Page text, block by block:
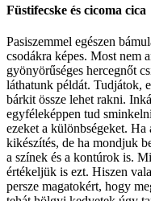
Füstifecske és cicoma cica
Pasiszemmel egészen
csodákra képes. Most nem
gyönyörűséges hercegnőt
láthatunk példát. Tudjátok,
bárkit össze lehet rakni.
egyféleképpen tud
ezeket a különbségeket.
kikészítés, de ha mondjuk
a színek és a kontúrok is.
értékeljük is ezt. Hiszen
persze magatokért, hogy